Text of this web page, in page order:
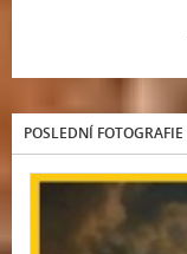
POSLEDNÍ FOTOGRAFIE